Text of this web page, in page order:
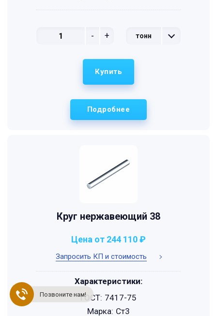
- + тонн
Подробнее
Купить
Круг нержавеющий 38
Запросить КП и стоимость
Цена от 244 110 ₽
Характеристики:
ГОСТ: 7417-75
Марка: Ст3
Позвоните нам!